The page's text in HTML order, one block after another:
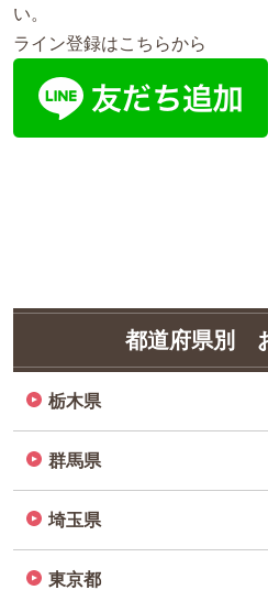
い。
ライン登録はこちらから
都道府県別
栃木県
群馬県
埼玉県
東京都